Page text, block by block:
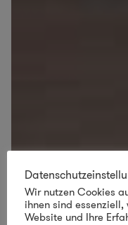
Wir nutzen Cookies
ihnen sind
Website und Ihre